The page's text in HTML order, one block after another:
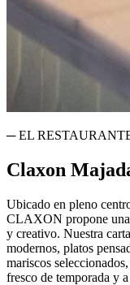
─ EL
Claxon
Ubicado en pleno
CLAXON propone una
y creativo. Nuestra
modernos, platos
mariscos
fresco de temporada y